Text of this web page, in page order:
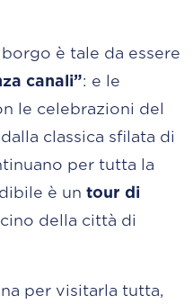
è tale da essere
canali”: e le
le celebrazioni del
classica sfilata di
per tutta la
è un tour di
della città di
per visitarla tutta,